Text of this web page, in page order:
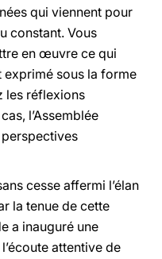
qui viennent pour
constant. Vous
en œuvre ce qui
exprimé sous la forme
les réflexions
l’Assemblée
perspectives
cesse affermi l’élan
la tenue de cette
a inauguré une
attentive de